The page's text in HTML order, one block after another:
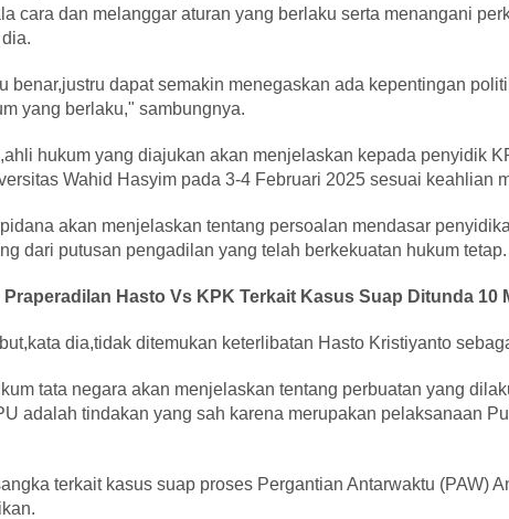
cara dan melanggar aturan yang berlaku serta menangani
benar,justru dapat semakin menegaskan ada kepentingan
yang berlaku," sambungnya.
hukum yang diajukan akan menjelaskan kepada penyidik
Wahid Hasyim pada 3-4 Februari 2025 sesuai keahlian
akan menjelaskan tentang persoalan mendasar
dari putusan pengadilan yang telah berkekuatan hukum tetap.
Hasto Vs KPK Terkait Kasus Suap Ditunda 10
dia,tidak ditemukan keterlibatan Hasto Kristiyanto
tata negara akan menjelaskan tentang perbuatan yang
adalah tindakan yang sah karena merupakan pelaksanaan
terkait kasus suap proses Pergantian Antarwaktu (PAW)